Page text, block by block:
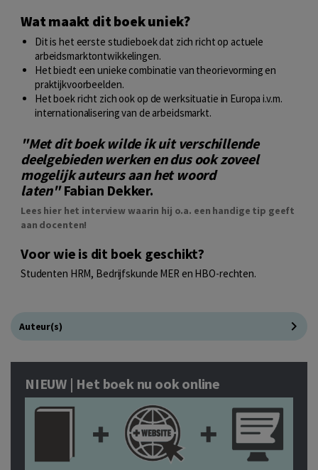
Wat maakt dit boek uniek?
Dit is het eerste studieboek dat zich richt op actuele
arbeidsmarktontwikkelingen.
Het biedt een unieke combinatie van theorievorming en
praktijkvoorbeelden.
Het boek richt zich ook op de werksituatie in Europa i.v.m.
internationalisering van de arbeidsmarkt.
"Met dit boek wilde ik uit verschillende
deelgebieden werken en dus ook zoveel
mogelijk auteurs aan het woord
laten"Fabian Dekker.
Lees hier het interview waarin hij o.a. een handige tip geeft
aan docenten!
Voor wie is dit boek geschikt?
Studenten HRM, Bedrijfskunde MER en HBO-rechten.
Auteur(s)
NIEUW | Het boek nu ook online